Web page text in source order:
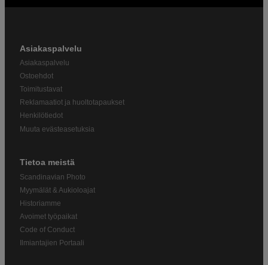
Asiakaspalvelu
Asiakaspalvelu
Ostoehdot
Toimitustavat
Reklamaatiot ja huoltotapaukset
Henkilötiedot
Muuta evästeasetuksia
Tietoa meistä
Scandinavian Photo
Myymälät & Aukioloajat
Historiamme
Avoimet työpaikat
Code of Conduct
Ilmiantajien Portaali